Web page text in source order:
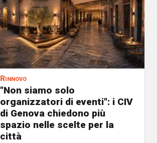
Rinnovo
"Non siamo solo
organizzatori di eventi": i CIV
di Genova chiedono più
spazio nelle scelte per la
città